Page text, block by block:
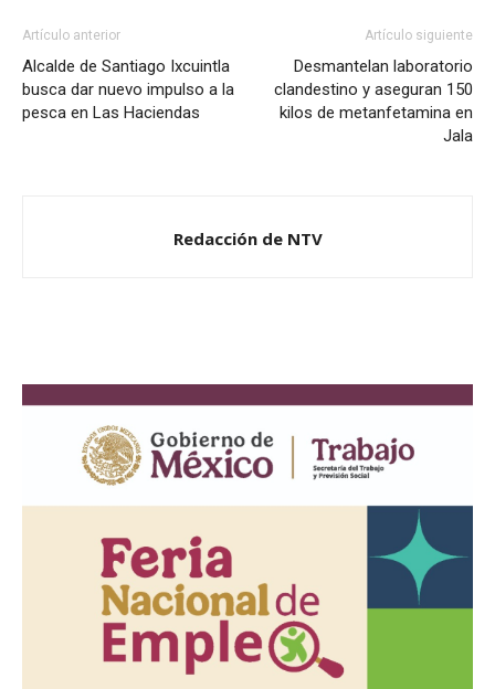
Artículo anterior
Alcalde de Santiago Ixcuintla
busca dar nuevo impulso a la
pesca en Las Haciendas
Artículo siguiente
Desmantelan laboratorio
clandestino y aseguran 150
kilos de metanfetamina en
Jala
Redacción de NTV